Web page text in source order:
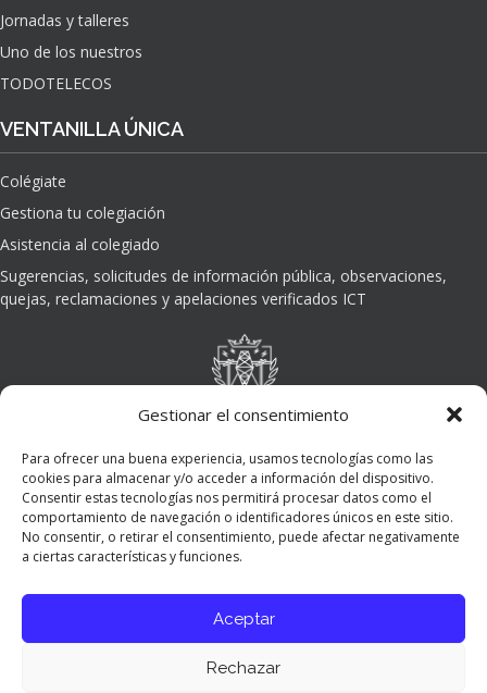
Gestionar el consentimiento
Para ofrecer una buena experiencia, usamos tecnologías como las
cookies para almacenar y/o acceder a información del dispositivo.
Consentir estas tecnologías nos permitirá procesar datos como el
comportamiento de navegación o identificadores únicos en este sitio.
No consentir, o retirar el consentimiento, puede afectar negativamente
a ciertas características y funciones.
Aceptar
Rechazar
Jornadas y talleres
Uno de los nuestros
TODOTELECOS
VENTANILLA ÚNICA
Colégiate
Gestiona tu colegiación
Asistencia al colegiado
Sugerencias, solicitudes de información pública, observaciones,
quejas, reclamaciones y apelaciones verificados ICT